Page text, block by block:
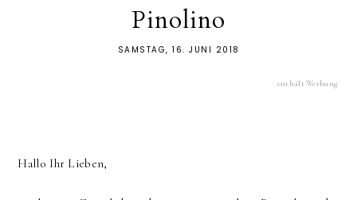
Pinolino
SAMSTAG, 16. JUNI 2018
enthält Werbung
Hallo Ihr Lieben,